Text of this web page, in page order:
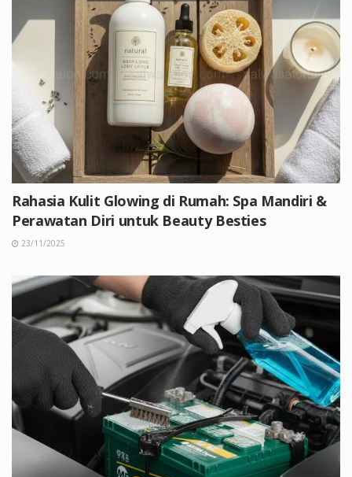
Rahasia Kulit Glowing di Rumah: Spa Mandiri &
Perawatan Diri untuk Beauty Besties
23/11/2025